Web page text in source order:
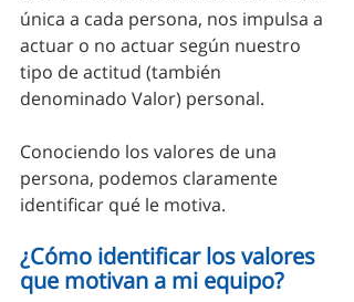
única a cada persona, nos impulsa a
actuar o no actuar según nuestro
tipo de actitud (también
denominado Valor) personal.
Conociendo los valores de una
persona, podemos claramente
identificar qué le motiva.
¿Cómo identificar los valores
que motivan a mi equipo?